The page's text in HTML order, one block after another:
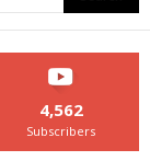
4,562
Subscribers